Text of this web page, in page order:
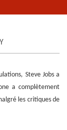
Steve Jobs a
a complètement
les critiques de